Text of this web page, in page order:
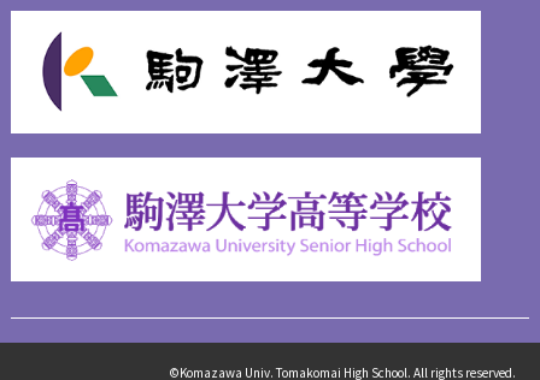
©Komazawa Univ. Tomakomai High School. All rights reserved.